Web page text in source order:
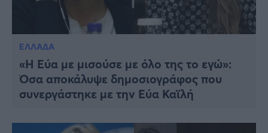
ΕΛΛΑΔΑ
«Η Εύα με μισούσε με όλο της το εγώ»:
Όσα αποκάλυψε δημοσιογράφος που
συνεργάστηκε με την Εύα Καϊλή